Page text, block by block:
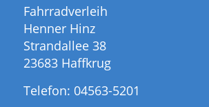
Fahrradverleih
Henner Hinz
Strandallee 38
23683 Haffkrug
Telefon: 04563-5201